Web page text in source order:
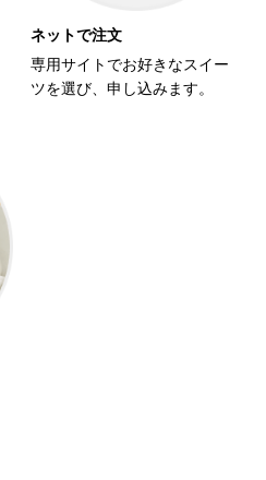
ネットで注文
専用サイトでお好きなスイー
ツを選び、申し込みます。